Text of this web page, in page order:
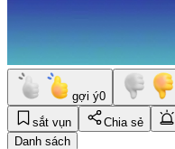
gợi ý0
sắt vụn
Chia sẻ
Danh sách